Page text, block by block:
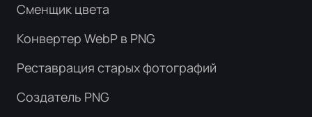
Сменщик цвета
Конвертер WebP в PNG
Реставрация старых фотографий
Создатель PNG